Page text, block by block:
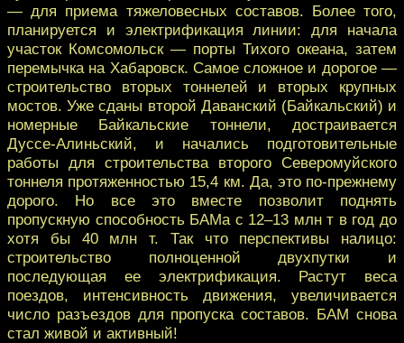
— для приема тяжеловесных составов. Более того,
планируется и электрификация линии: для начала
участок Комсомольск — порты Тихого океана, затем
перемычка на Хабаровск. Самое сложное и дорогое —
строительство вторых тоннелей и вторых крупных
мостов. Уже сданы второй Даванский (Байкальский) и
номерные Байкальские тоннели, достраивается
Дуссе-Алиньский, и начались подготовительные
работы для строительства второго Северомуйского
тоннеля протяженностью 15,4 км. Да, это по-прежнему
дорого. Но все это вместе позволит поднять
пропускную способность БАМа с 12–13 млн т в год до
хотя бы 40 млн т. Так что перспективы налицо:
строительство полноценной двухпутки и
последующая ее электрификация. Растут веса
поездов, интенсивность движения, увеличивается
число разъездов для пропуска составов. БАМ снова
стал живой и активный!